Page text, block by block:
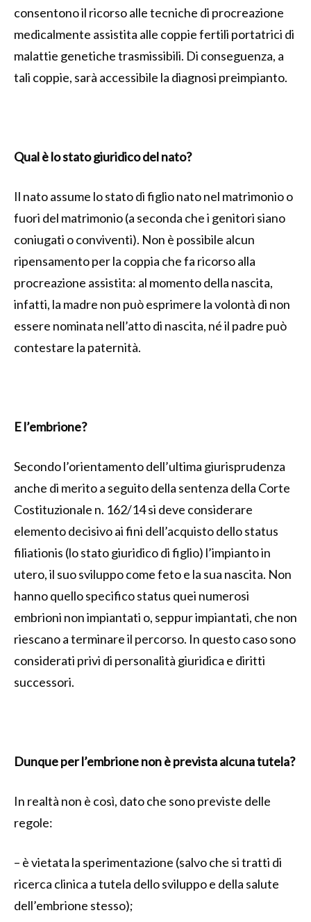
consentono il ricorso alle tecniche di procreazione
medicalmente assistita alle coppie fertili portatrici di
malattie genetiche trasmissibili. Di conseguenza, a
tali coppie, sarà accessibile la diagnosi preimpianto.
Qual è lo stato giuridico del nato?
Il nato assume lo stato di figlio nato nel matrimonio o
fuori del matrimonio (a seconda che i genitori siano
coniugati o conviventi). Non è possibile alcun
ripensamento per la coppia che fa ricorso alla
procreazione assistita: al momento della nascita,
infatti, la madre non può esprimere la volontà di non
essere nominata nell’atto di nascita, né il padre può
contestare la paternità.
E l’embrione?
Secondo l’orientamento dell’ultima giurisprudenza
anche di merito a seguito della sentenza della Corte
Costituzionale n. 162/14 si deve considerare
elemento decisivo ai fini dell’acquisto dello status
filiationis (lo stato giuridico di figlio) l’impianto in
utero, il suo sviluppo come feto e la sua nascita. Non
hanno quello specifico status quei numerosi
embrioni non impiantati o, seppur impiantati, che non
riescano a terminare il percorso. In questo caso sono
considerati privi di personalità giuridica e diritti
successori.
Dunque per l’embrione non è prevista alcuna tutela?
In realtà non è così, dato che sono previste delle
regole:
– è vietata la sperimentazione (salvo che si tratti di
ricerca clinica a tutela dello sviluppo e della salute
dell’embrione stesso);